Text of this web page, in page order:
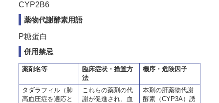
CYP2B6
薬物代謝酵素用語
P糖蛋白
併用禁忌
薬剤名等
臨床症状・措置方
法
機序・危険因子
タダラフィル（肺
高血圧症を適応と
これらの薬剤の代
謝が促進され、血
本剤の肝薬物代謝
酵素（CYP3A）誘